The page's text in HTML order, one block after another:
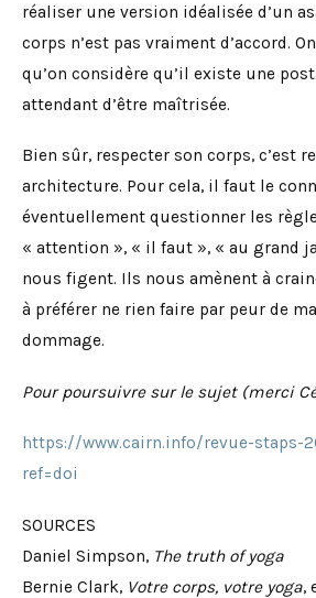
réaliser une version idéalisée d’un
corps n’est pas vraiment d’accord.
qu’on considère qu’il existe une
attendant d’être maîtrisée.
Bien sûr, respecter son corps, c’est
architecture. Pour cela, il faut le
éventuellement questionner les
« attention », « il faut », « au grand
nous figent. Ils nous amènent à
à préférer ne rien faire par peur de
dommage.
Pour poursuivre sur le sujet (merci
https://www.cairn.info/revue-staps-
ref=doi
SOURCES
Daniel Simpson, The truth of yoga
Bernie Clark, Votre corps, votre yoga,